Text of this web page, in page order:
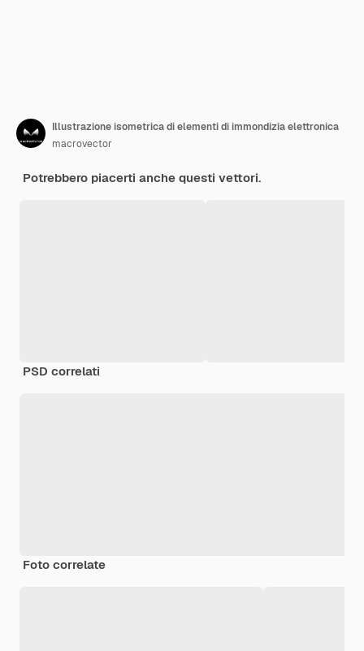
Illustrazione isometrica di elementi di immondizia elettronica
macrovector
Potrebbero piacerti anche questi vettori.
PSD correlati
Foto correlate